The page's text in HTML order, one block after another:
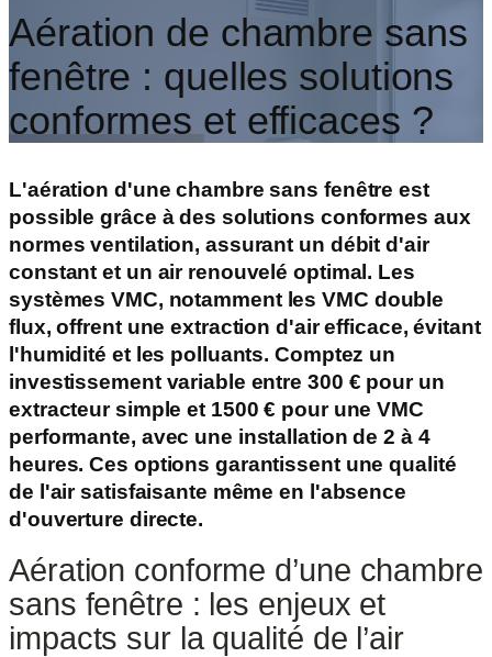
Aération de chambre sans
fenêtre : quelles solutions
conformes et efficaces ?
L'aération d'une chambre sans fenêtre est
possible grâce à des solutions conformes aux
normes ventilation, assurant un débit d'air
constant et un air renouvelé optimal. Les
systèmes VMC, notamment les VMC double
flux, offrent une extraction d'air efficace, évitant
l'humidité et les polluants. Comptez un
investissement variable entre 300 € pour un
extracteur simple et 1500 € pour une VMC
performante, avec une installation de 2 à 4
heures. Ces options garantissent une qualité
de l'air satisfaisante même en l'absence
d'ouverture directe.
Aération conforme d’une chambre
sans fenêtre : les enjeux et
impacts sur la qualité de l’air